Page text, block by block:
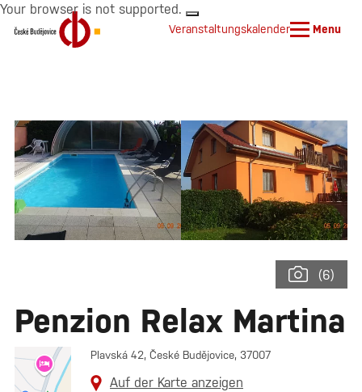
Your browser is not supported.
Veranstaltungskalender Menu
(6)
Penzion Relax Martina
Plavská 42, České Budějovice, 37007
Auf der Karte anzeigen